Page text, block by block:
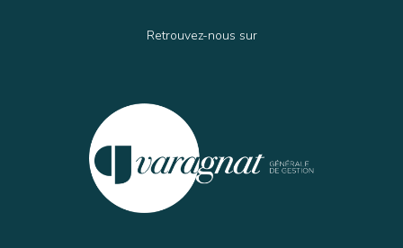
Retrouvez-nous sur